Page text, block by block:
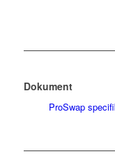
Dokument
ProSwap